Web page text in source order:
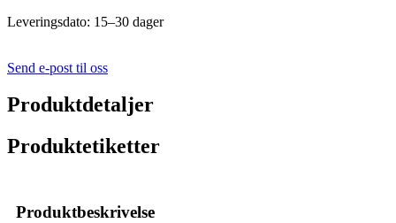
Leveringsdato: 15–30 dager
Send e-post til oss
Produktdetaljer
Produktetiketter
Produktbeskrivelse